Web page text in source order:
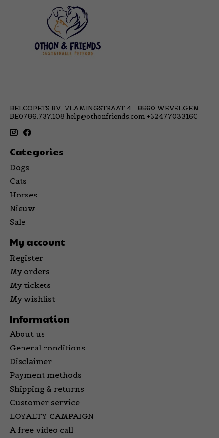
BELCOPETS BV, VLAMINGSTRAAT 4 - 8560 WEVELGEM
BE0786.737.108 help@othonfriends.com +32477033160
Categories
Dogs
Cats
Horses
Nieuw
Sale
My account
Register
My orders
My tickets
My wishlist
Information
About us
General conditions
Disclaimer
Payment methods
Shipping & returns
Customer service
LOYALTY CAMPAIGN
A free video call